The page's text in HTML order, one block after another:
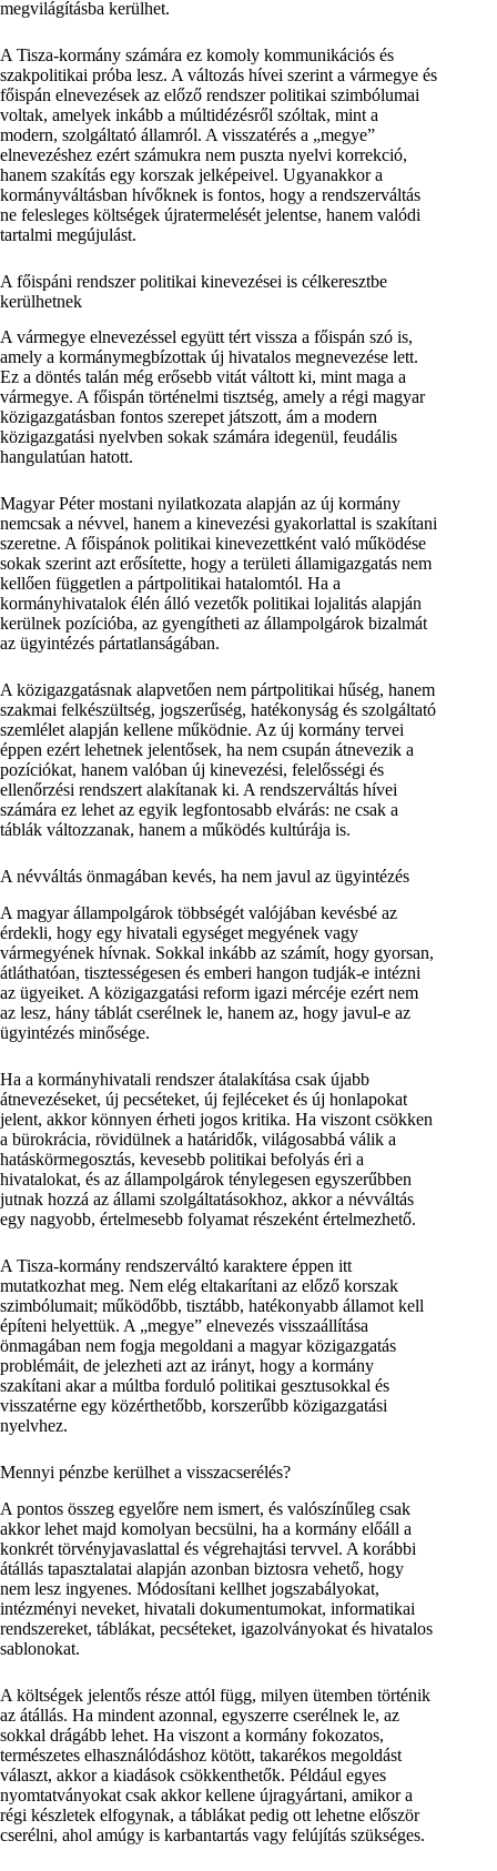
megvilágításba kerülhet.
A Tisza-kormány számára ez komoly kommunikációs és
szakpolitikai próba lesz. A változás hívei szerint a vármegye és
főispán elnevezések az előző rendszer politikai szimbólumai
voltak, amelyek inkább a múltidézésről szóltak, mint a
modern, szolgáltató államról. A visszatérés a „megye”
elnevezéshez ezért számukra nem puszta nyelvi korrekció,
hanem szakítás egy korszak jelképeivel. Ugyanakkor a
kormányváltásban hívőknek is fontos, hogy a rendszerváltás
ne felesleges költségek újratermelését jelentse, hanem valódi
tartalmi megújulást.
A főispáni rendszer politikai kinevezései is célkeresztbe
kerülhetnek
A vármegye elnevezéssel együtt tért vissza a főispán szó is,
amely a kormánymegbízottak új hivatalos megnevezése lett.
Ez a döntés talán még erősebb vitát váltott ki, mint maga a
vármegye. A főispán történelmi tisztség, amely a régi magyar
közigazgatásban fontos szerepet játszott, ám a modern
közigazgatási nyelvben sokak számára idegenül, feudális
hangulatúan hatott.
Magyar Péter mostani nyilatkozata alapján az új kormány
nemcsak a névvel, hanem a kinevezési gyakorlattal is szakítani
szeretne. A főispánok politikai kinevezettként való működése
sokak szerint azt erősítette, hogy a területi államigazgatás nem
kellően független a pártpolitikai hatalomtól. Ha a
kormányhivatalok élén álló vezetők politikai lojalitás alapján
kerülnek pozícióba, az gyengítheti az állampolgárok bizalmát
az ügyintézés pártatlanságában.
A közigazgatásnak alapvetően nem pártpolitikai hűség, hanem
szakmai felkészültség, jogszerűség, hatékonyság és szolgáltató
szemlélet alapján kellene működnie. Az új kormány tervei
éppen ezért lehetnek jelentősek, ha nem csupán átnevezik a
pozíciókat, hanem valóban új kinevezési, felelősségi és
ellenőrzési rendszert alakítanak ki. A rendszerváltás hívei
számára ez lehet az egyik legfontosabb elvárás: ne csak a
táblák változzanak, hanem a működés kultúrája is.
A névváltás önmagában kevés, ha nem javul az ügyintézés
A magyar állampolgárok többségét valójában kevésbé az
érdekli, hogy egy hivatali egységet megyének vagy
vármegyének hívnak. Sokkal inkább az számít, hogy gyorsan,
átláthatóan, tisztességesen és emberi hangon tudják-e intézni
az ügyeiket. A közigazgatási reform igazi mércéje ezért nem
az lesz, hány táblát cserélnek le, hanem az, hogy javul-e az
ügyintézés minősége.
Ha a kormányhivatali rendszer átalakítása csak újabb
átnevezéseket, új pecséteket, új fejléceket és új honlapokat
jelent, akkor könnyen érheti jogos kritika. Ha viszont csökken
a bürokrácia, rövidülnek a határidők, világosabbá válik a
hatáskörmegosztás, kevesebb politikai befolyás éri a
hivatalokat, és az állampolgárok ténylegesen egyszerűbben
jutnak hozzá az állami szolgáltatásokhoz, akkor a névváltás
egy nagyobb, értelmesebb folyamat részeként értelmezhető.
A Tisza-kormány rendszerváltó karaktere éppen itt
mutatkozhat meg. Nem elég eltakarítani az előző korszak
szimbólumait; működőbb, tisztább, hatékonyabb államot kell
építeni helyettük. A „megye” elnevezés visszaállítása
önmagában nem fogja megoldani a magyar közigazgatás
problémáit, de jelezheti azt az irányt, hogy a kormány
szakítani akar a múltba forduló politikai gesztusokkal és
visszatérne egy közérthetőbb, korszerűbb közigazgatási
nyelvhez.
Mennyi pénzbe kerülhet a visszacserélés?
A pontos összeg egyelőre nem ismert, és valószínűleg csak
akkor lehet majd komolyan becsülni, ha a kormány előáll a
konkrét törvényjavaslattal és végrehajtási tervvel. A korábbi
átállás tapasztalatai alapján azonban biztosra vehető, hogy
nem lesz ingyenes. Módosítani kellhet jogszabályokat,
intézményi neveket, hivatali dokumentumokat, informatikai
rendszereket, táblákat, pecséteket, igazolványokat és hivatalos
sablonokat.
A költségek jelentős része attól függ, milyen ütemben történik
az átállás. Ha mindent azonnal, egyszerre cserélnek le, az
sokkal drágább lehet. Ha viszont a kormány fokozatos,
természetes elhasználódáshoz kötött, takarékos megoldást
választ, akkor a kiadások csökkenthetők. Például egyes
nyomtatványokat csak akkor kellene újragyártani, amikor a
régi készletek elfogynak, a táblákat pedig ott lehetne először
cserélni, ahol amúgy is karbantartás vagy felújítás szükséges.